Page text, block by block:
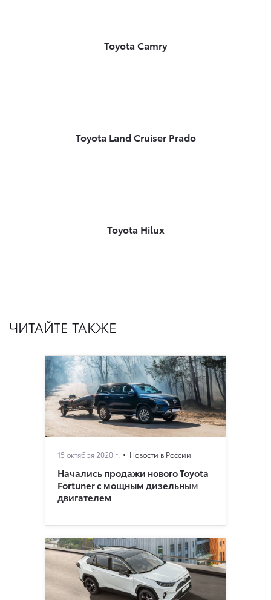
Toyota Camry
Toyota Land Cruiser Prado
Toyota Hilux
ЧИТАЙТЕ ТАКЖЕ
15 октября 2020 г. Новости в России
Начались продажи нового Toyota
Fortuner с мощным дизельным
двигателем